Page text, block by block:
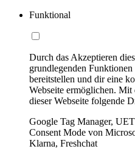
Funktional
Durch das Akzeptieren
grundlegenden Funktionen
bereitstellen und dir eine
Webseite ermöglichen.
dieser Webseite folgende
Google Tag Manager,
Consent Mode von
Klarna, Freshchat